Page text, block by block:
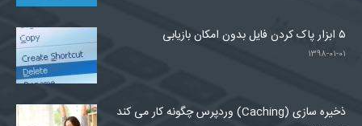
۵ ابزار پاک کردن فایل بدون امکان بازیابی
۱۳۹۸-۰۱-۰۱
ذخیره سازی (Caching) وردپرس چگونه کار می کند